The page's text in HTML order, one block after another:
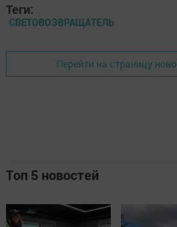
Теги:
СВЕТОВОЗВРАЩАТЕЛЬ
Перейти на страницу
Топ 5 новостей